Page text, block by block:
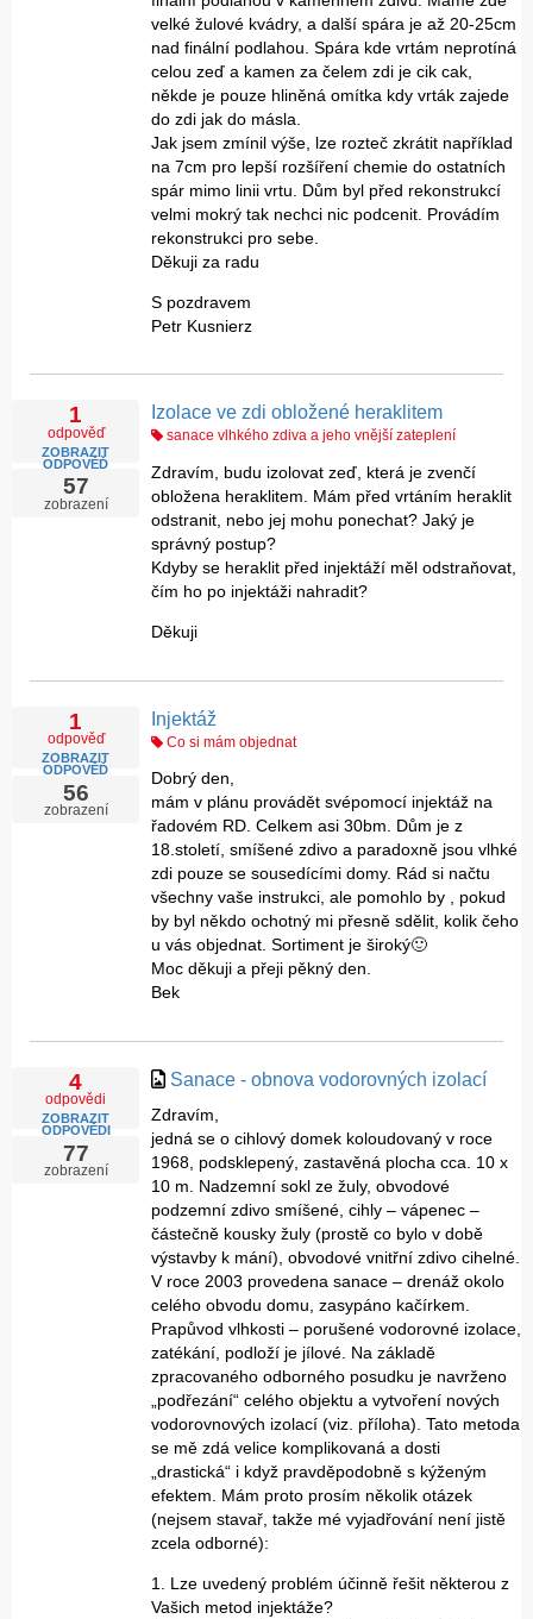
velké žulové kvádry, a další spára je až 20-25cm
nad finální podlahou. Spára kde vrtám neprotíná
celou zeď a kamen za čelem zdi je cik cak,
někde je pouze hliněná omítka kdy vrták zajede
do zdi jak do másla.
Jak jsem zmínil výše, lze rozteč zkrátit například
na 7cm pro lepší rozšíření chemie do ostatních
spár mimo linii vrtu. Dům byl před rekonstrukcí
velmi mokrý tak nechci nic podcenit. Provádím
rekonstrukci pro sebe.
Děkuji za radu
S pozdravem
Petr Kusnierz
1
odpověď
ZOBRAZIT
ODPOVĚĎ
57
zobrazení
Izolace ve zdi obložené heraklitem
sanace vlhkého zdiva a jeho vnější zateplení
Zdravím, budu izolovat zeď, která je zvenčí
obložena heraklitem. Mám před vrtáním heraklit
odstranit, nebo jej mohu ponechat? Jaký je
správný postup?
Kdyby se heraklit před injektáží měl odstraňovat,
čím ho po injektáži nahradit?
Děkuji
1
odpověď
ZOBRAZIT
ODPOVĚĎ
56
zobrazení
Injektáž
Co si mám objednat
Dobrý den,
mám v plánu provádět svépomocí injektáž na
řadovém RD. Celkem asi 30bm. Dům je z
18.století, smíšené zdivo a paradoxně jsou vlhké
zdi pouze se sousedícími domy. Rád si načtu
všechny vaše instrukci, ale pomohlo by , pokud
by byl někdo ochotný mi přesně sdělit, kolik čeho
u vás objednat. Sortiment je široký🙂
Moc děkuji a přeji pěkný den.
Bek
4
odpovědi
ZOBRAZIT
ODPOVĚDI
77
zobrazení
Sanace - obnova vodorovných izolací
Zdravím,
jedná se o cihlový domek koloudovaný v roce
1968, podsklepený, zastavěná plocha cca. 10 x
10 m. Nadzemní sokl ze žuly, obvodové
podzemní zdivo smíšené, cihly – vápenec –
částečně kousky žuly (prostě co bylo v době
výstavby k mání), obvodové vnitřní zdivo cihelné.
V roce 2003 provedena sanace – drenáž okolo
celého obvodu domu, zasypáno kačírkem.
Prapůvod vlhkosti – porušené vodorovné izolace,
zatékání, podloží je jílové. Na základě
zpracovaného odborného posudku je navrženo
„podřezání“ celého objektu a vytvoření nových
vodorovnových izolací (viz. příloha). Tato metoda
se mě zdá velice komplikovaná a dosti
„drastická“ i když pravděpodobně s kýženým
efektem. Mám proto prosím několik otázek
(nejsem stavař, takže mé vyjadřování není jistě
zcela odborné):
1. Lze uvedený problém účinně řešit některou z
Vašich metod injektáže?